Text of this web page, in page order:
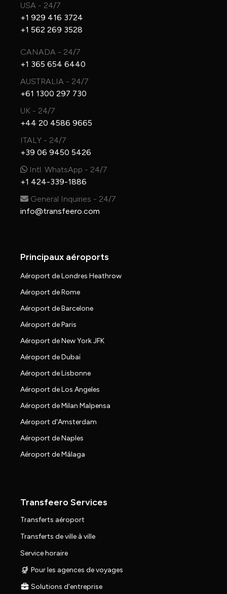
USA - 24/7
+1 929 416 3724
+1 562 269 3528
CANADA - 24/7
+1 365 654 6440
AUSTRALIA - 24/7
+61 1300 297 730
UK - 24/7
+44 20 4586 9665
ITALY - 24/7
+39 06 9450 5426
Intl. WhatsApp - 24/7
+1 424-339-1886
General Inquiries - 24/7
info@transfeero.com
Principaux aéroports
Aéroport de Londres Heathrow
Aéroport de Rome
Aéroport de Barcelone
Aéroport de Paris
Aéroport de New York JFK
Aéroport de Dubaï
Aéroport de Lisbonne
Aéroport de Los Angeles
Aéroport de Milan Malpensa
Aéroport d'Amsterdam
Aéroport de Naples
Aéroport de Málaga
Transfeero Services
Transferts aéroport
Transferts de ville à ville
Service horaire
Pour les agences de voyages
Solutions d'entreprise